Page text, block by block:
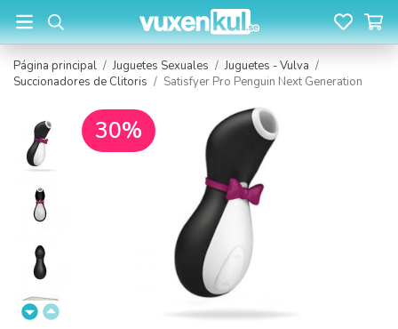
Página principal / Juguetes Sexuales / Juguetes - Vulva /
Succionadores de Clitoris / Satisfyer Pro Penguin Next Generation
30%